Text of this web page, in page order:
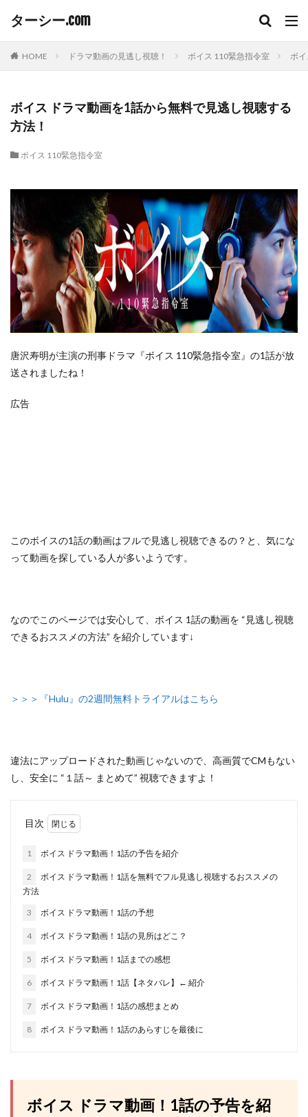
ターシー.com
HOME ドラマ動画の見逃し視聴！ ボイス 110緊急指令室 ボ
ボイス ドラマ動画を1話から無料で見逃し視聴する
方法！
ボイス 110緊急指令室
唐沢寿明が主演の刑事ドラマ『ボイス 110緊急指令室』の1話が放
送されましたね！
広告
このボイスの1話の動画はフルで見逃し視聴できるの？ と、気にな
って動画を探している人が多いようです。
なのでこのページでは安心して、 ボイス 1話の動画を “見逃し視聴
できるおススメの方法” を紹介しています↓
＞＞＞『Hulu』の2週間無料トライアルはこちら
違法にアップロードされた動画じゃないので 、高画質でCMもない
し、安全に “１話～ まとめて” 視聴できますよ！
目次
1 ボイス ドラマ動画！1話の予告を紹介
2
ボイス ドラマ動画！1話を無料でフル見逃し視聴するおススメの
方法
3 ボイス ドラマ動画！1話の予想
4 ボイス ドラマ動画！1話の見所はどこ？
5 ボイス ドラマ動画！1話までの感想
6 ボイス ドラマ動画！1話【ネタバレ】← 紹介
7 ボイス ドラマ動画！1話の感想まとめ
8 ボイス ドラマ動画！1話のあらすじを最後に
ボイス ドラマ動画！1話の予告を紹